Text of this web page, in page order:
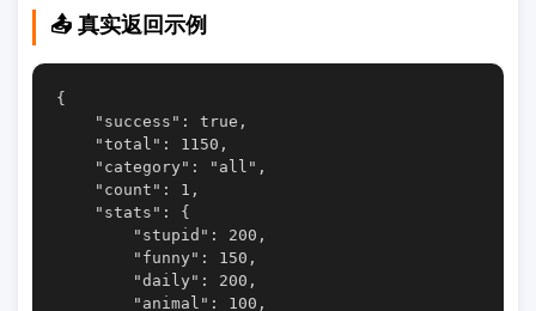
📤 真实返回示例
{
    "success": true,
    "total": 1150,
    "category": "all",
    "count": 1,
    "stats": {
        "stupid": 200,
        "funny": 150,
        "daily": 200,
        "animal": 100,